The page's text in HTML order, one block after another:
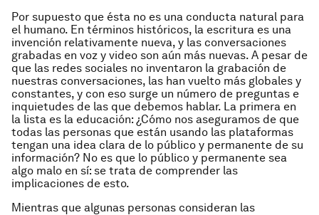
Por supuesto que ésta no es una conducta natural para
el humano. En términos históricos, la escritura es una
invención relativamente nueva, y las conversaciones
grabadas en voz y video son aún más nuevas. A pesar de
que las redes sociales no inventaron la grabación de
nuestras conversaciones, las han vuelto más globales y
constantes, y con eso surge un número de preguntas e
inquietudes de las que debemos hablar. La primera en
la lista es la educación: ¿Cómo nos aseguramos de que
todas las personas que están usando las plataformas
tengan una idea clara de lo público y permanente de su
información? No es que lo público y permanente sea
algo malo en sí: se trata de comprender las
implicaciones de esto.
Mientras que algunas personas consideran las